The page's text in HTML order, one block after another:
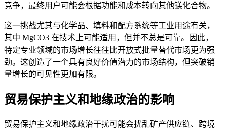
竞争，最终用户可能会根据功能和成本转向其他镁化合物。
这一挑战尤其与化学品、填料和配方系统等工业用途有关，
其中 MgCO3 在技术上可能适用，但并不总是可靠。因此，
特定专业领域的市场增长往往比开放式批量替代市场更为强
劲。这创造了一个具有良好价值潜力的市场结构，但突破销
量增长的可见性更加有限。
贸易保护主义和地缘政治的影响
贸易保护主义和地缘政治干扰可能会扰乱矿产供应链、跨境